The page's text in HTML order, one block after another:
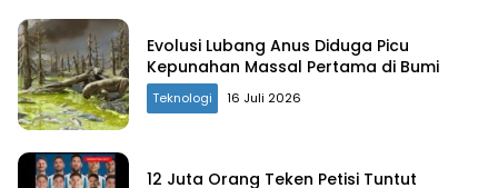
Evolusi Lubang Anus Diduga Picu
Kepunahan Massal Pertama di Bumi
Teknologi 16 Juli 2026
12 Juta Orang Teken Petisi Tuntut